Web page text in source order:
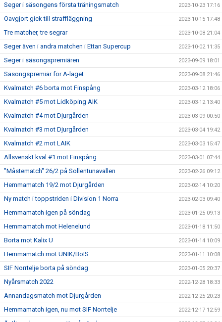
Seger i säsongens första träningsmatch 2023-10-23 17:16
Oavgjort gick till straffläggning 2023-10-15 17:48
Tre matcher, tre segrar 2023-10-08 21:04
Seger även i andra matchen i Ettan Supercup 2023-10-02 11:35
Seger i säsongspremiären 2023-09-09 18:01
Säsongspremiär för A-laget 2023-09-08 21:46
Kvalmatch #6 borta mot Finspång 2023-03-12 18:06
Kvalmatch #5 mot Lidköping AIK 2023-03-12 13:40
Kvalmatch #4 mot Djurgården 2023-03-09 00:50
Kvalmatch #3 mot Djurgården 2023-03-04 19:42
Kvalmatch #2 mot LAIK 2023-03-03 15:47
Allsvenskt kval #1 mot Finspång 2023-03-01 07:44
"Måstematch" 26/2 på Sollentunavallen 2023-02-26 09:12
Hemmamatch 19/2 mot Djurgården 2023-02-14 10:20
Ny match i toppstriden i Division 1 Norra 2023-02-03 09:40
Hemmamatch igen på söndag 2023-01-25 09:13
Hemmamatch mot Helenelund 2023-01-18 11:50
Borta mot Kalix U 2023-01-14 10:09
Hemmamatch mot UNIK/BoIS 2023-01-11 10:08
SIF Norrtelje borta på söndag 2023-01-05 20:37
Nyårsmatch 2022 2022-12-28 18:33
Annandagsmatch mot Djurgården 2022-12-25 20:23
Hemmamatch igen, nu mot SIF Norrtelje 2022-12-17 12:59